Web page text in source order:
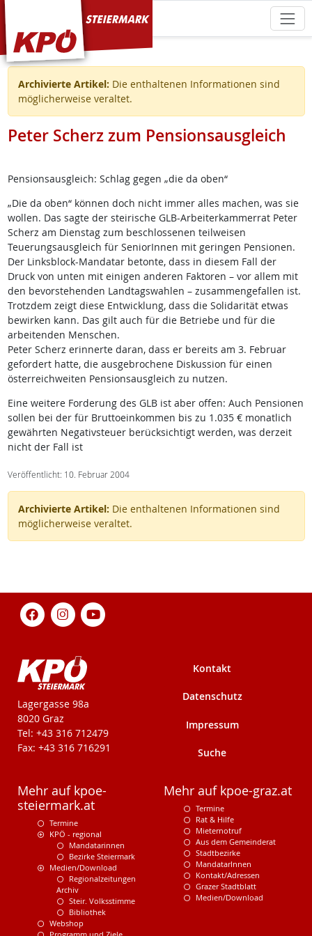
KPÖ Steiermark
Archivierte Artikel: Die enthaltenen Informationen sind
möglicherweise veraltet.
Peter Scherz zum Pensionsausgleich
Pensionsausgleich: Schlag gegen „die da oben“
„Die da oben“ können doch nicht immer alles machen, was sie
wollen. Das sagte der steirische GLB-Arbeiterkammerrat Peter
Scherz am Dienstag zum beschlossenen teilweisen
Teuerungsausgleich für SeniorInnen mit geringen Pensionen.
Der Linksblock-Mandatar betonte, dass in diesem Fall der
Druck von unten mit einigen anderen Faktoren – vor allem mit
den bevorstehenden Landtagswahlen – zusammengefallen ist.
Trotzdem zeigt diese Entwicklung, dass die Solidarität etwas
bewirken kann. Das gilt auch für die Betriebe und für die
arbeitenden Menschen.
Peter Scherz erinnerte daran, dass er bereits am 3. Februar
gefordert hatte, die ausgebrochene Diskussion für einen
österreichweiten Pensionsausgleich zu nutzen.
Eine weitere Forderung des GLB ist aber offen: Auch Pensionen
sollen bei der für Bruttoeinkommen bis zu 1.035 € monatlich
gewährten Negativsteuer berücksichtigt werden, was derzeit
nicht der Fall ist
Veröffentlicht: 10. Februar 2004
Archivierte Artikel: Die enthaltenen Informationen sind
möglicherweise veraltet.
KPÖ-Steiermark
Lagergasse 98a
8020 Graz
Tel: +43 316 712479
Fax: +43 316 716291
Kontakt
Datenschutz
Impressum
Suche
Mehr auf kpoe-
steiermark.at
Termine
KPÖ - regional
Mandatarinnen
Bezirke Steiermark
Medien/Download
Regionalzeitungen
Archiv
Steir. Volksstimme
Bibliothek
Webshop
Mehr auf kpoe-graz.at
Termine
Rat & Hilfe
Mieternotruf
Aus dem Gemeinderat
Stadtbezirke
MandatarInnen
Kontakt/Adressen
Grazer Stadtblatt
Medien/Download